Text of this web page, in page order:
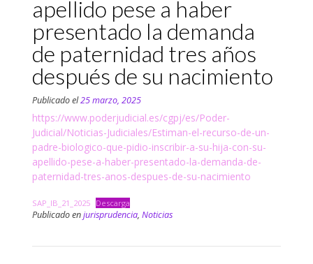
apellido pese a haber
presentado la demanda
de paternidad tres años
después de su nacimiento
Publicado el25 marzo, 2025
https://www.poderjudicial.es/cgpj/es/Poder-
Judicial/Noticias-Judiciales/Estiman-el-recurso-de-un-
padre-biologico-que-pidio-inscribir-a-su-hija-con-su-
apellido-pese-a-haber-presentado-la-demanda-de-
paternidad-tres-anos-despues-de-su-nacimiento
SAP_IB_21_2025 Descarga
Publicado enjurisprudencia, Noticias